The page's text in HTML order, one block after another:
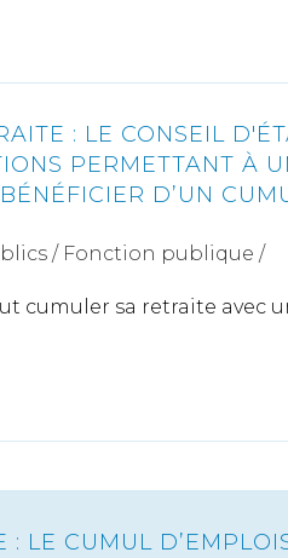
: LE CONSEIL
PERMETTANT À
D’UN
/ Fonction publique /
cumuler sa retraite avec
: LE CUMUL